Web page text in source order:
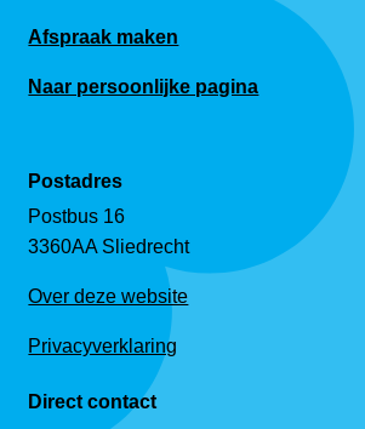
Afspraak maken
Naar persoonlijke pagina
Postadres
Postbus 16
3360AA Sliedrecht
Over deze website
Privacyverklaring
Direct contact